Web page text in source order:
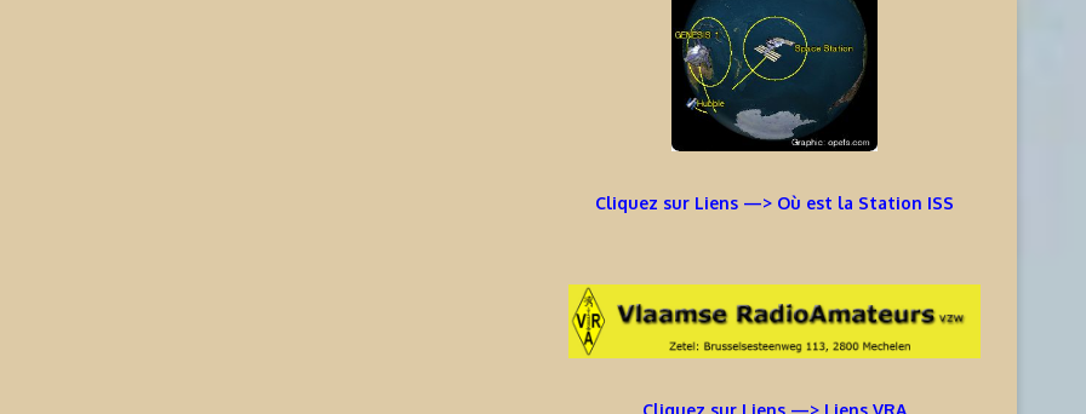
Cliquez sur Liens —> Où est la Station ISS